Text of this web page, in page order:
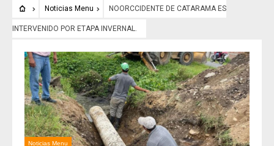
Noticias Menu NOORCCIDENTE DE CATARAMA ES
INTERVENIDO POR ETAPA INVERNAL.
Noticias Menu